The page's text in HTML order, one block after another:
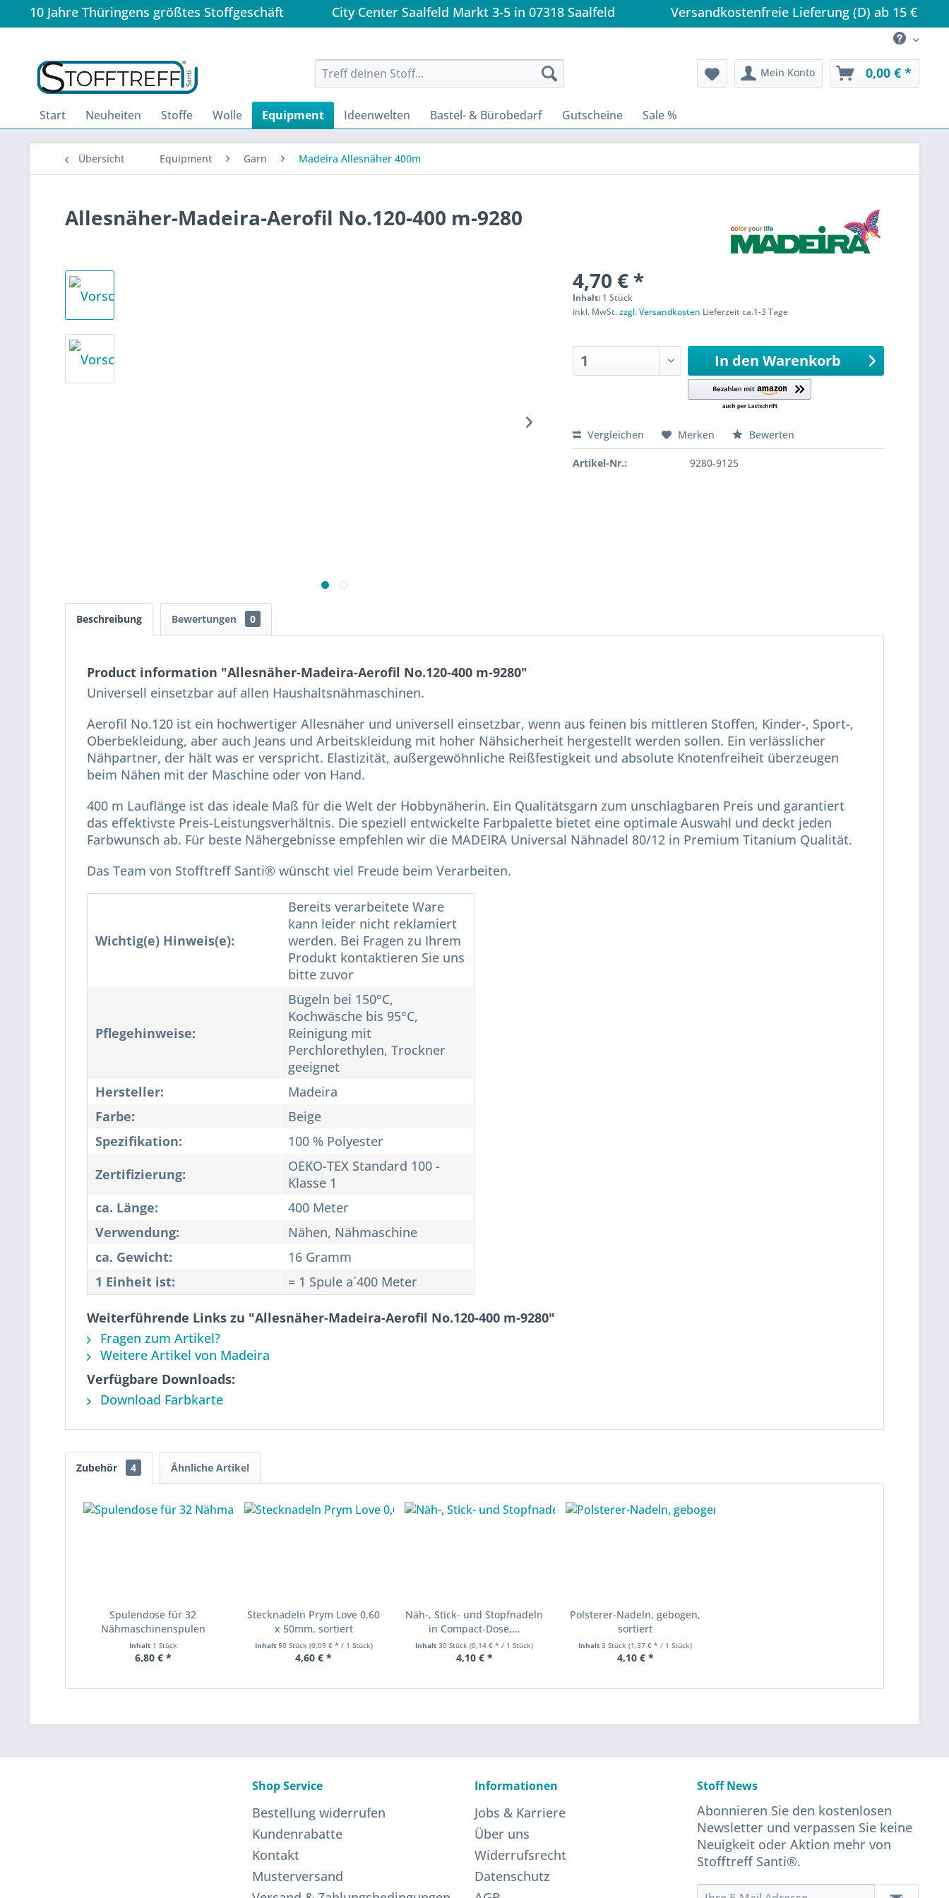
10 Jahre Thüringens größtes Stoffgeschäft City Center Saalfeld Markt 3-5 in 07318 Saalfeld Versandkostenfreie Lieferung (D) ab 15 €
Mein Konto 0,00 € *
Start Neuheiten Stoffe Wolle Equipment Ideenwelten Bastel- & Bürobedarf Gutscheine Sale %
Übersicht Equipment Garn Madeira Allesnäher 400m
Allesnäher-Madeira-Aerofil No.120-400 m-9280
4,70 € *
Inhalt: 1 Stück
inkl. MwSt.zzgl. Versandkosten Lieferzeit ca.1-3 Tage
In den Warenkorb
Vergleichen Merken Bewerten
Artikel-Nr.: 9280-9125
Beschreibung Bewertungen 0
Product information "Allesnäher-Madeira-Aerofil No.120-400 m-9280"
Universell einsetzbar auf allen Haushaltsnähmaschinen.
Aerofil No.120 ist ein hochwertiger Allesnäher und universell einsetzbar, wenn aus feinen bis mittleren Stoffen, Kinder-, Sport-,
Oberbekleidung, aber auch Jeans und Arbeitskleidung mit hoher Nähsicherheit hergestellt werden sollen. Ein verlässlicher
Nähpartner, der hält was er verspricht. Elastizität, außergewöhnliche Reißfestigkeit und absolute Knotenfreiheit überzeugen
beim Nähen mit der Maschine oder von Hand.
400 m Lauflänge ist das ideale Maß für die Welt der Hobbynäherin. Ein Qualitätsgarn zum unschlagbaren Preis und garantiert
das effektivste Preis-Leistungsverhältnis. Die speziell entwickelte Farbpalette bietet eine optimale Auswahl und deckt jeden
Farbwunsch ab. Für beste Nähergebnisse empfehlen wir die MADEIRA Universal Nähnadel 80/12 in Premium Titanium Qualität.
Das Team von Stofftreff Santi® wünscht viel Freude beim Verarbeiten.
Wichtig(e) Hinweis(e):
Bereits verarbeitete Ware
kann leider nicht reklamiert
werden. Bei Fragen zu Ihrem
Produkt kontaktieren Sie uns
bitte zuvor
Pflegehinweise:
Bügeln bei 150°C,
Kochwäsche bis 95°C,
Reinigung mit
Perchlorethylen, Trockner
geeignet
Hersteller:
Madeira
Farbe:
Beige
Spezifikation:
100 % Polyester
Zertifizierung:
OEKO-TEX Standard 100 -
Klasse 1
ca. Länge:
400 Meter
Verwendung:
Nähen, Nähmaschine
ca. Gewicht:
16 Gramm
1 Einheit ist:
= 1 Spule a´400 Meter
Weiterführende Links zu "Allesnäher-Madeira-Aerofil No.120-400 m-9280"
Fragen zum Artikel?
Weitere Artikel von Madeira
Verfügbare Downloads:
Download Farbkarte
Zubehör 4 Ähnliche Artikel
Spulendose für 32
Nähmaschinenspulen
Inhalt 1 Stück
6,80 € *
Stecknadeln Prym Love 0,60
x 50mm, sortiert
Inhalt 50 Stück (0,09 € * / 1 Stück)
4,60 € *
Näh-, Stick- und Stopfnadeln
in Compact-Dose,...
Inhalt30 Stück(0,14 € * / 1 Stück)
4,10 € *
Polsterer-Nadeln, gebogen,
sortiert
Inhalt3 Stück(1,37 € * / 1 Stück)
4,10 € *
Shop Service
Bestellung widerrufen
Kundenrabatte
Kontakt
Musterversand
Informationen
Jobs & Karriere
Über uns
Widerrufsrecht
Datenschutz
Stoff News
Abonnieren Sie den kostenlosen
Newsletter und verpassen Sie keine
Neuigkeit oder Aktion mehr von
Stofftreff Santi®.